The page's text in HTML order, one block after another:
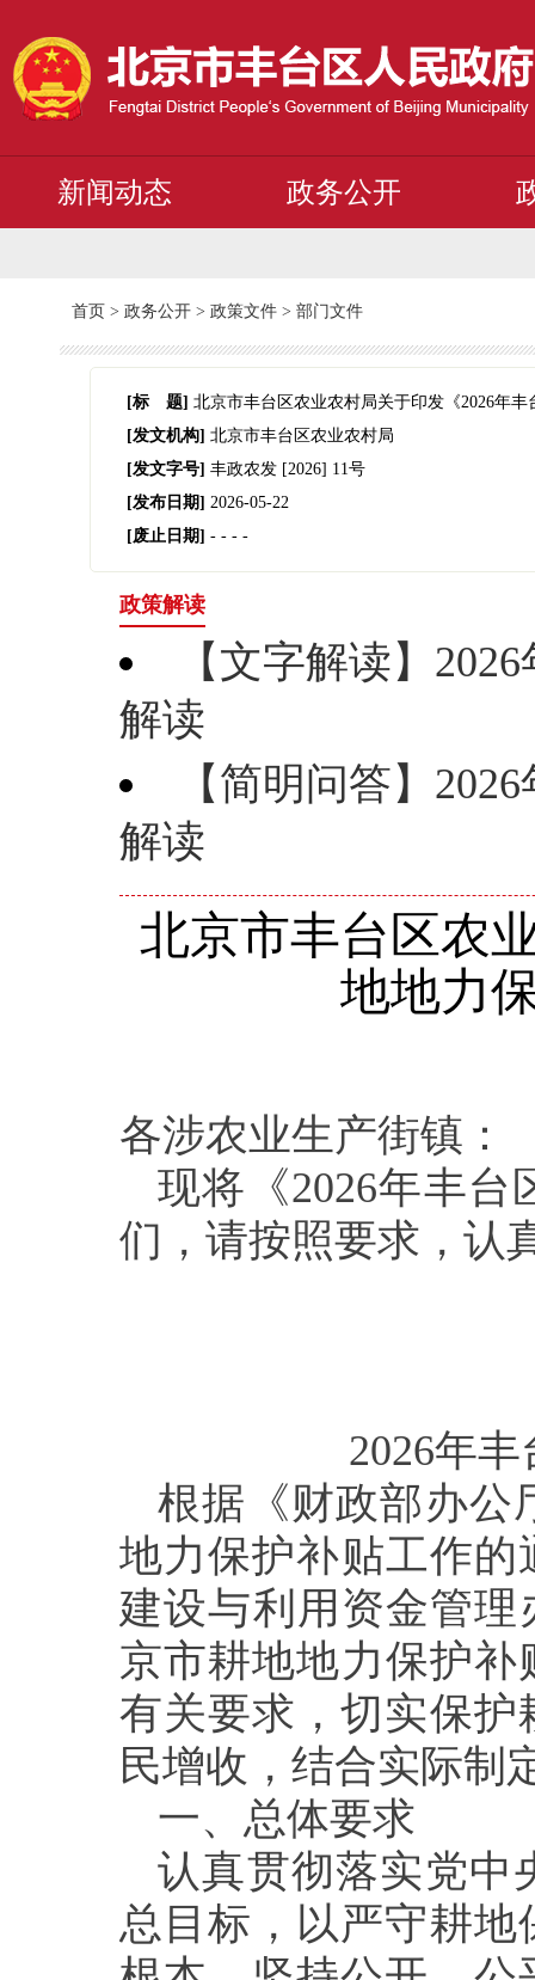
新闻动态 政务公开
首页 > 政务公开 > 政策文件 > 部门文件
[标 题] 北京市丰台区农业农村局关于印发《2026年
[发文机构] 北京市丰台区农业农村局
[发文字号] 丰政农发 [2026] 11号
[发布日期] 2026-05-22
[废止日期] - - - -
政策解读
【文字解读】
解读
【简明问答】
解读
北京市丰台区农
地地力
各涉农业生产街镇：
现将《2026年丰
们，请按照要求，认
2026年丰
根据《财政部办公
地力保护补贴工作
建设与利用资金管
京市耕地地力保护补
有关要求，切实保护
民增收，结合实际制
一、 总体要求
认真贯彻落实党中
总目标，以严守耕